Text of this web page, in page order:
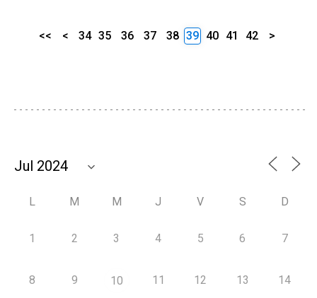
<< < 34 35 36 37 38 39 40 41 42 >
L M M J V S D
1 2 3 4 5 6 7
8 9 10 11 12 13 14